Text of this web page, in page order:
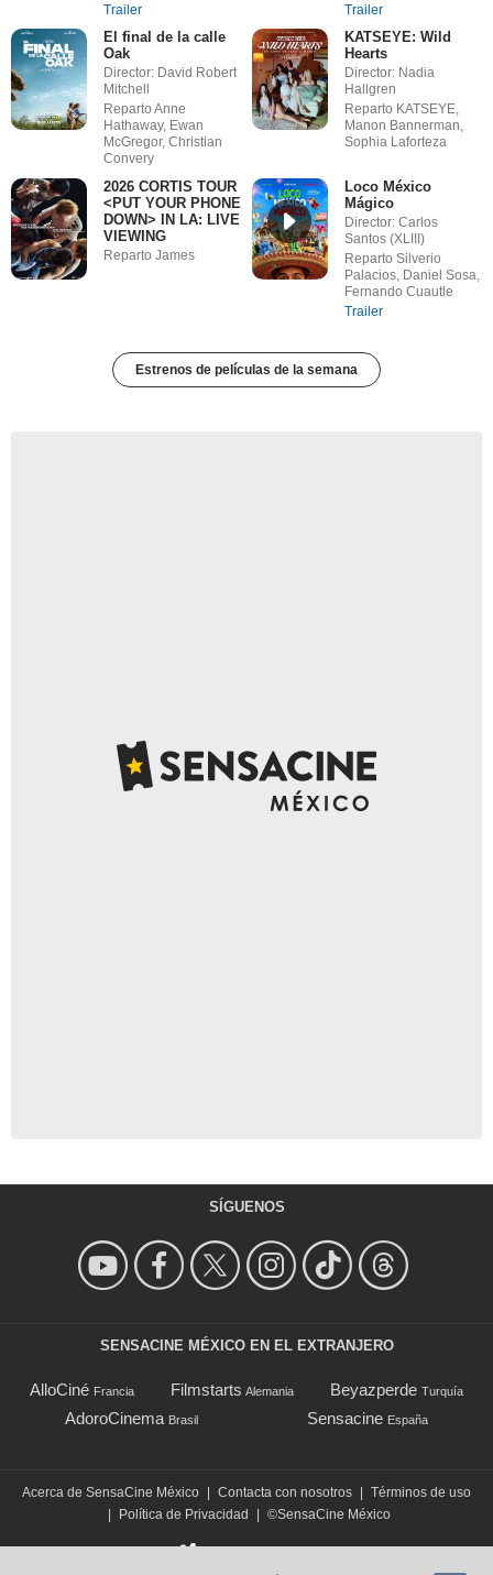
Trailer
Trailer
El final de la calle
Oak
Director: David Robert
Mitchell
Reparto Anne
Hathaway, Ewan
McGregor, Christian
Convery
KATSEYE: Wild
Hearts
Director: Nadia
Hallgren
Reparto KATSEYE,
Manon Bannerman,
Sophia Laforteza
2026 CORTIS TOUR
<PUT YOUR PHONE
DOWN> IN LA: LIVE
VIEWING
Reparto James
Loco México
Mágico
Director: Carlos
Santos (XLIII)
Reparto Silverio
Palacios, Daniel Sosa,
Fernando Cuautle
Trailer
Estrenos de películas de la semana
SÍGUENOS
SENSACINE MÉXICO EN EL EXTRANJERO
AlloCiné Francia Filmstarts Alemania Beyazperde Turquía
AdoroCinema Brasil Sensacine España
Acerca de SensaCine México Contacta con nosotros
Términos de uso
Política de Privacidad ©SensaCine México